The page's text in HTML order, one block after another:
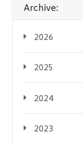
Archive:
2026
2025
2024
2023